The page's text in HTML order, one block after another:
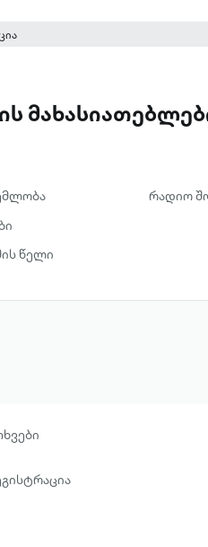
რადიო
წელი